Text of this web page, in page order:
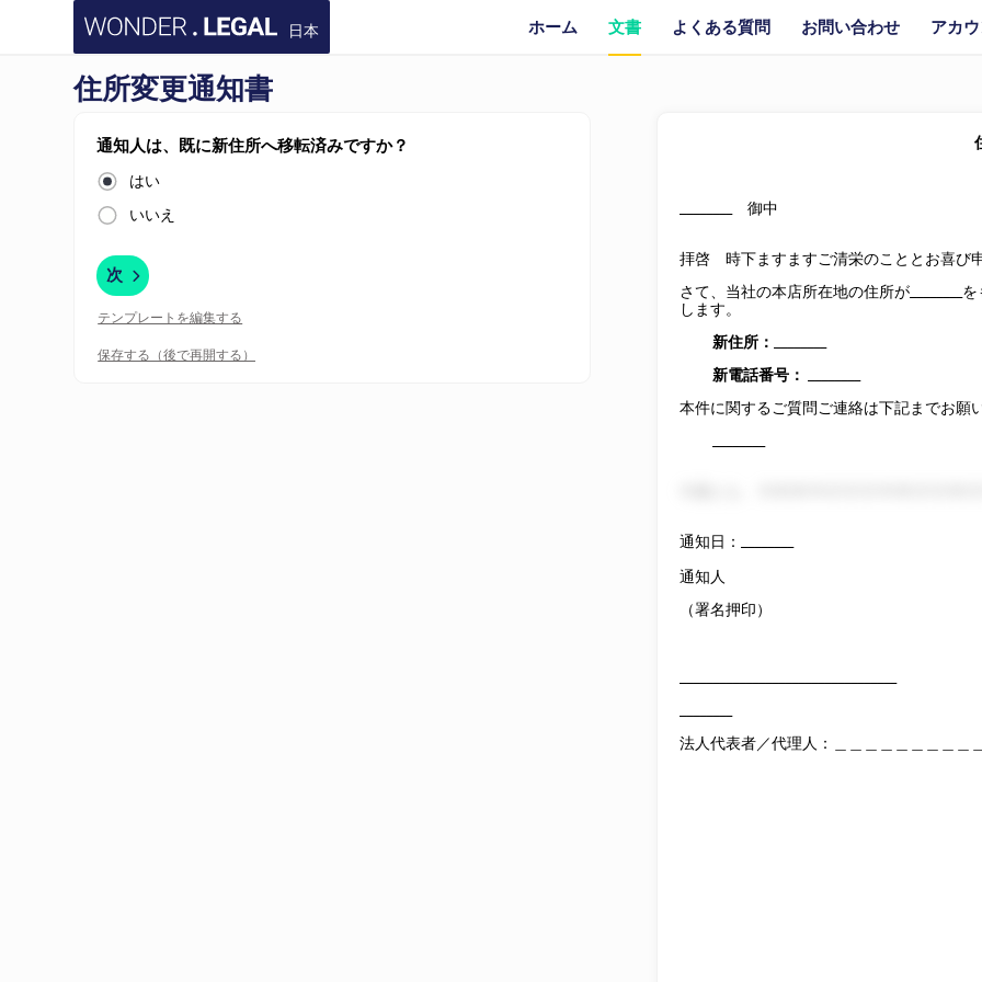
日本 ホーム 文書 よくある質問 お問い合わせ アカウ
住所変更通知書
通知人は、既に新住所へ移転済みですか？
はい
いいえ
次
テンプレートを編集する
御中
拝啓 時下ますますご清栄のこととお喜び
さて、当社の本店所在地の住所が
を
します。
新住所：
新電話番号：
本件に関するご質問ご連絡は下記までお願
通知日：
通知人
（署名押印）
法人代表者／代理人：＿＿＿＿＿＿＿＿＿